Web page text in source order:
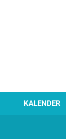
KALENDER